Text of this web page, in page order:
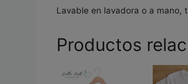
Lavable en lavadora o a mano,
Productos